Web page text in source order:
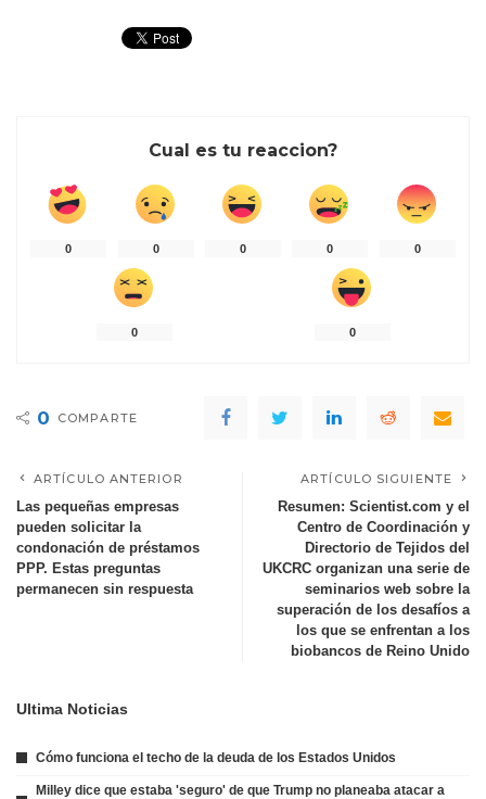
Cual es tu reaccion?
0 0 0 0 0
0 0
0 COMPARTE
ARTÍCULO ANTERIOR
Las pequeñas empresas
pueden solicitar la
condonación de préstamos
PPP. Estas preguntas
permanecen sin respuesta
ARTÍCULO SIGUIENTE
Resumen: Scientist.com y el
Centro de Coordinación y
Directorio de Tejidos del
UKCRC organizan una serie de
seminarios web sobre la
superación de los desafíos a
los que se enfrentan a los
biobancos de Reino Unido
Ultima Noticias
Cómo funciona el techo de la deuda de los Estados Unidos
Milley dice que estaba 'seguro' de que Trump no planeaba atacar a